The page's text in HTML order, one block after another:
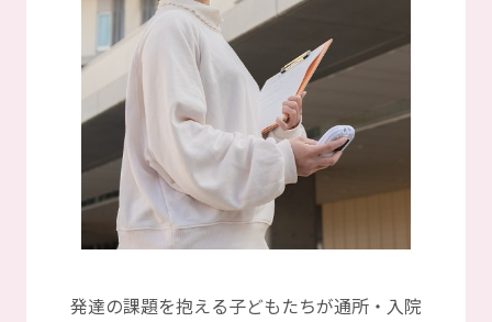
発達の課題を抱える子どもたちが通所・入院